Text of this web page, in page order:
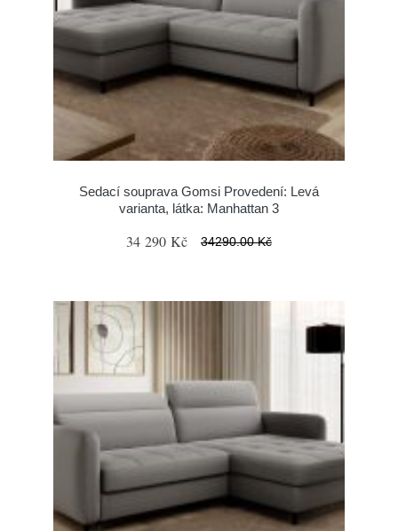
Sedací souprava Gomsi Provedení: Levá
varianta, látka: Manhattan 3
34 290 Kč 34290.00 Kč